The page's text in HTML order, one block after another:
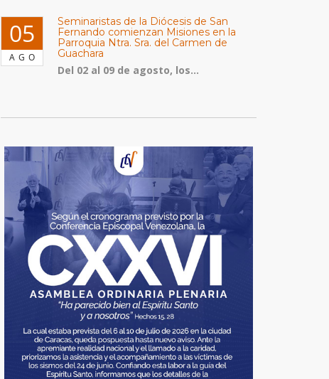
05
AGO
Seminaristas de la Diócesis de San
Fernando comienzan Misiones en la
Parroquia Ntra. Sra. del Carmen de
Guachara
Del 02 al 09 de agosto, los...